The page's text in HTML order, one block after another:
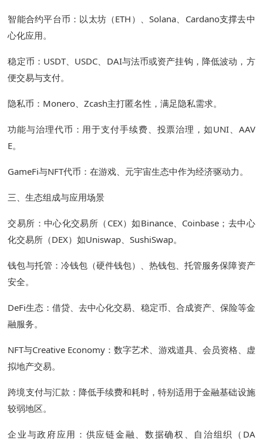
智能合约平台币：以太坊（ETH）、Solana、Cardano支撑去中
心化应用。
稳定币：USDT、USDC、DAI与法币或资产挂钩，降低波动，方
便交易与支付。
隐私币：Monero、Zcash主打匿名性，满足隐私需求。
功能与治理代币：用于支付手续费、投票治理，如UNI、AAV
E。
GameFi与NFT代币：在游戏、元宇宙生态中作为经济驱动力。
三、生态组成与应用场景
交易所：中心化交易所（CEX）如Binance、Coinbase；去中心
化交易所（DEX）如Uniswap、SushiSwap。
钱包与托管：冷钱包（硬件钱包）、热钱包、托管服务保障资产
安全。
DeFi生态：借贷、去中心化交易、稳定币、合成资产、保险等金
融服务。
NFT与Creative Economy：数字艺术、游戏道具、会员资格、虚
拟地产交易。
跨境支付与汇款：降低手续费和耗时，特别适用于金融基础设施
较弱地区。
企业与政府应用：供应链金融、数据确权、自治组织（DA